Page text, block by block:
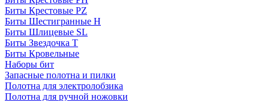
Биты Крестовые PZ
Биты Шестигранные H
Биты Шлицевые SL
Биты Звездочка T
Биты Кровельные
Наборы бит
Запасные полотна и пилки
Полотна для электролобзика
Полотна для ручной ножовки